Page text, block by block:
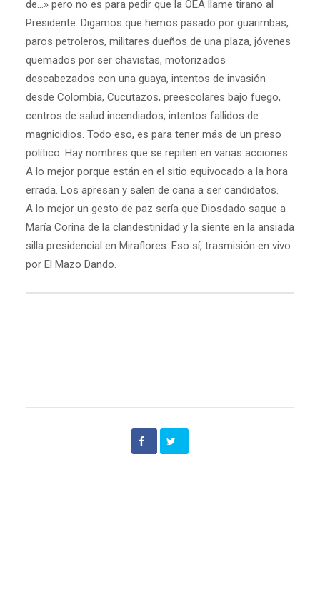
de...» pero no es para pedir que la OEA llame tirano al
Presidente. Digamos que hemos pasado por guarimbas,
paros petroleros, militares dueños de una plaza, jóvenes
quemados por ser chavistas, motorizados
descabezados con una guaya, intentos de invasión
desde Colombia, Cucutazos, preescolares bajo fuego,
centros de salud incendiados, intentos fallidos de
magnicidios. Todo eso, es para tener más de un preso
político. Hay nombres que se repiten en varias acciones.
A lo mejor porque están en el sitio equivocado a la hora
errada. Los apresan y salen de cana a ser candidatos.
A lo mejor un gesto de paz sería que Diosdado saque a
María Corina de la clandestinidad y la siente en la ansiada
silla presidencial en Miraflores. Eso sí, trasmisión en vivo
por El Mazo Dando.